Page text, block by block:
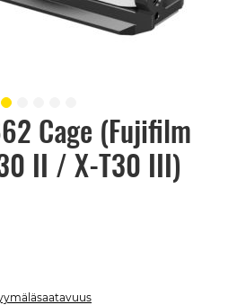
Cage (Fujifilm
II / X-T30 III)